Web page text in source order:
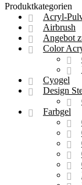
Produktkategorien
Acryl-
Airbrush
Angebot
Color
Cyogel
Design
Farbgel